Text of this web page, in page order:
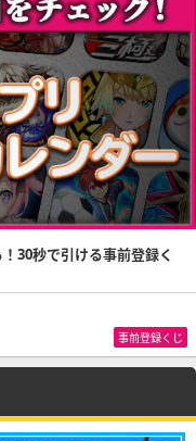
30秒で引ける事前登録く
事前登録くじ